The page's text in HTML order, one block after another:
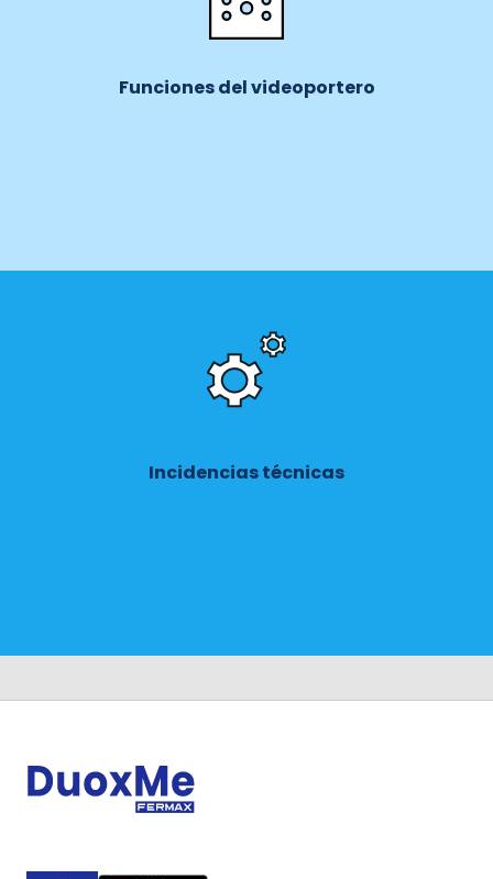
Funciones del videoportero
Incidencias técnicas